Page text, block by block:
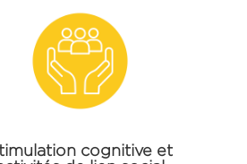
cognitive et